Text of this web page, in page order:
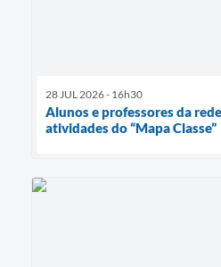
28 JUL 2026 - 16h30
Alunos e professores da
atividades do “Mapa Classe”